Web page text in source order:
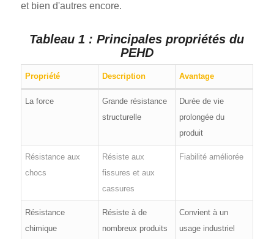
et bien d'autres encore.
Tableau 1 : Principales propriétés du
PEHD
Propriété Description Avantage
La force
Grande résistance
structurelle
Durée de vie
prolongée du
produit
Résistance aux
chocs
Résiste aux
fissures et aux
cassures
Fiabilité améliorée
Résistance
chimique
Résiste à de
nombreux produits
Convient à un
usage industriel